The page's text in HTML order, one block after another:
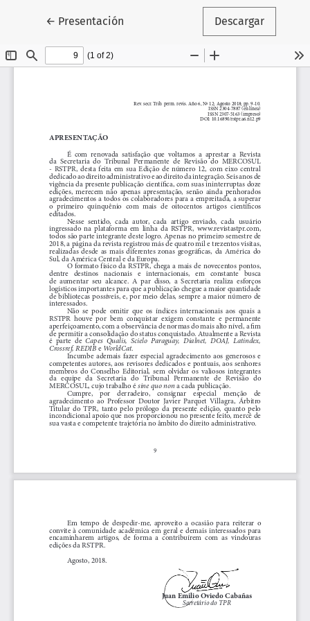
← Volver a los detalles del artículo
Presentación Descargar